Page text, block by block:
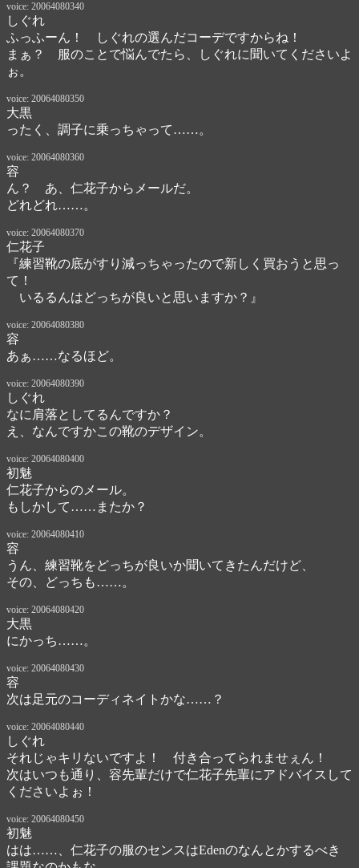
voice: 20064080340
しぐれ
ふっふーん！　しぐれの選んだコーデですからね！
まぁ？　服のことで悩んでたら、しぐれに聞いてくださいよ
ぉ。
voice: 20064080350
大黒
ったく、調子に乗っちゃって……。
voice: 20064080360
容
ん？　あ、仁花子からメールだ。
どれどれ……。
voice: 20064080370
仁花子
『練習靴の底がすり減っちゃったので新しく買おうと思っ
て！
いるるんはどっちが良いと思いますか？』
voice: 20064080380
容
あぁ……なるほど。
voice: 20064080390
しぐれ
なに肩落としてるんですか？
え、なんですかこの靴のデザイン。
voice: 20064080400
初魅
仁花子からのメール。
もしかして……またか？
voice: 20064080410
容
うん、練習靴をどっちが良いか聞いてきたんだけど、
その、どっちも……。
voice: 20064080420
大黒
にかっち……。
voice: 20064080430
容
次は足元のコーディネイトかな……？
voice: 20064080440
しぐれ
それじゃキリないですよ！　付き合ってられませぇん！
次はいつも通り、容先輩だけで仁花子先輩にアドバイスして
くださいよぉ！
voice: 20064080450
初魅
はは……、仁花子の服のセンスはEdenのなんとかするべき